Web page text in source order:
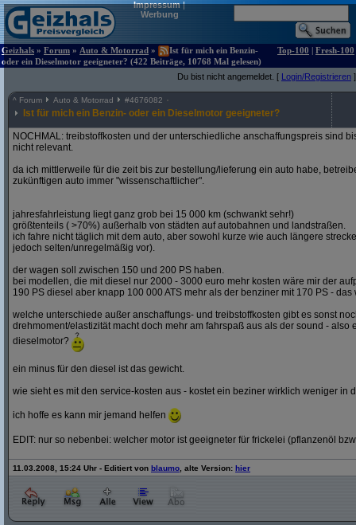
Impressum|
Werbung
Geizhals » Forum » Auto & Motorrad »
Ist für mich ein Benzin-
oder ein Dieselmotor geeigneter? (422 Beiträge, 10768 Mal gelesen)
Top-100 | Fresh-100
Du bist nicht angemeldet. [ Login/Registrieren ]
^ Forum Auto & Motorrad #4676082
Ist für mich ein Benzin- oder ein Dieselmotor geeigneter?
NOCHMAL: treibstoffkosten und der unterschiedliche anschaffungspreis sind
nicht relevant.
da ich mittlerweile für die zeit bis zur bestellung/lieferung ein auto habe,
zukünftigen auto immer "wissenschaftlicher".
jahresfahrleistung liegt ganz grob bei 15 000 km (schwankt sehr!)
größtenteils ( >70%) außerhalb von städten auf autobahnen und landstraßen.
ich fahre nicht täglich mit dem auto, aber sowohl kurze wie auch längere
jedoch selten/unregelmäßig vor).
der wagen soll zwischen 150 und 200 PS haben.
bei modellen, die mit diesel nur 2000 - 3000 euro mehr kosten wäre mir der
190 PS diesel aber knapp 100 000 ATS mehr als der benziner mit 170 PS - das
welche unterschiede außer anschaffungs- und treibstoffkosten gibt es sonst
drehmoment/elastizität macht doch mehr am fahrspaß aus als der sound - also
dieselmotor?
ein minus für den diesel ist das gewicht.
wie sieht es mit den service-kosten aus - kostet ein beziner wirklich weniger in
ich hoffe es kann mir jemand helfen
EDIT: nur so nebenbei: welcher motor ist geeigneter für frickelei (pflanzenöl
11.03.2008, 15:24 Uhr - Editiert von blaumo , alte Version: hier